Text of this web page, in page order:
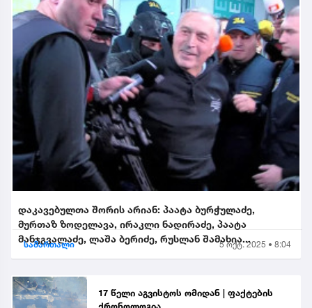
დაკავებულთა შორის არიან: პაატა ბურჭულაძე,
მურთაზ ზოდელავა, ირაკლი ნადირაძე, პაატა
მანჯგვალაძე, ლაშა ბერიძე, რუსლან შამახია...
სამართალი 5 ოქტ. 2025 • 8:04
17 წელი აგვისტოს ომიდან | ფაქტების
ქრონოლოგია